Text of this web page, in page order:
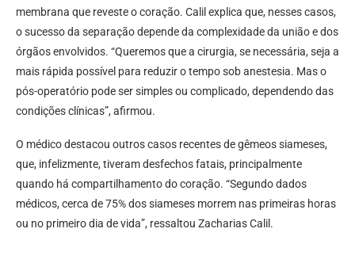
membrana que reveste o coração. Calil explica que, nesses casos,
o sucesso da separação depende da complexidade da união e dos
órgãos envolvidos. “Queremos que a cirurgia, se necessária, seja a
mais rápida possível para reduzir o tempo sob anestesia. Mas o
pós-operatório pode ser simples ou complicado, dependendo das
condições clínicas”, afirmou.
O médico destacou outros casos recentes de gêmeos siameses,
que, infelizmente, tiveram desfechos fatais, principalmente
quando há compartilhamento do coração. “Segundo dados
médicos, cerca de 75% dos siameses morrem nas primeiras horas
ou no primeiro dia de vida”, ressaltou Zacharias Calil.